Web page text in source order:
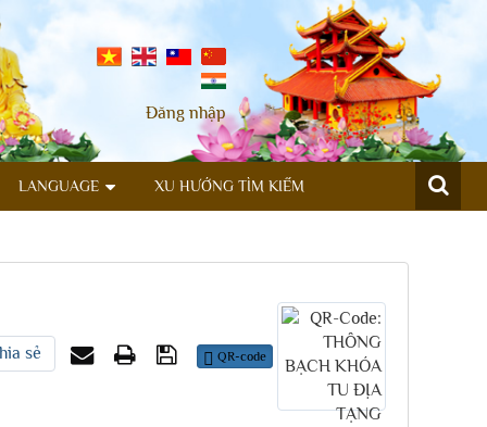
Đăng nhập
LANGUAGE XU HƯỚNG TÌM KIẾM
sẻ QR-code